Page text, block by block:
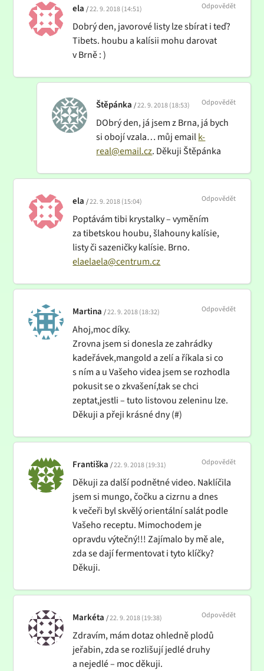
ela 22. 9. 2018 (14:51)
Dobrý den, javorové listy lze sbírat i teď?
Tibets. houbu a kalísii mohu darovat
v Brně : )
Odpovědět
Štěpánka 22. 9. 2018 (18:53)
DObrý den, já jsem z Brna, já bych
si obojí vzala… můj emailk-
real@email.cz. Děkuji Štěpánka
Odpovědět
ela 22. 9. 2018 (15:04)
Poptávám tibi krystalky – vyměním
za tibetskou houbu, šlahouny kalísie,
listy či sazeničky kalísie. Brno.
elaelaela@centrum.cz
Odpovědět
Martina 22. 9. 2018 (18:32)
Ahoj,moc díky.
Zrovna jsem si donesla ze zahrádky
kadeřávek,mangold a zelí a říkala si co
s ním a u Vašeho videa jsem se rozhodla
pokusit se o zkvašení,tak se chci
zeptat,jestli – tuto listovou zeleninu lze.
Děkuji a přeji krásné dny (#)
Odpovědět
Františka 22. 9. 2018 (19:31)
Děkuji za další podnětné video. Naklíčila
jsem si mungo, čočku a cizrnu a dnes
k večeři byl skvělý orientální salát podle
Vašeho receptu. Mimochodem je
opravdu výtečný!!! Zajímalo by mě ale,
zda se dají fermentovat i tyto klíčky?
Děkuji.
Odpovědět
Markéta 22. 9. 2018 (19:38)
Zdravím, mám dotaz ohledně plodů
jeřabin, zda se rozlišují jedlé druhy
a nejedlé – moc děkuji.
Odpovědět